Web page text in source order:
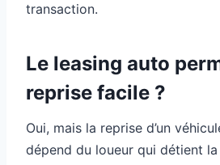
transaction.
Le leasing auto
reprise facile ?
Oui, mais la reprise d’un
dépend du loueur qui détient